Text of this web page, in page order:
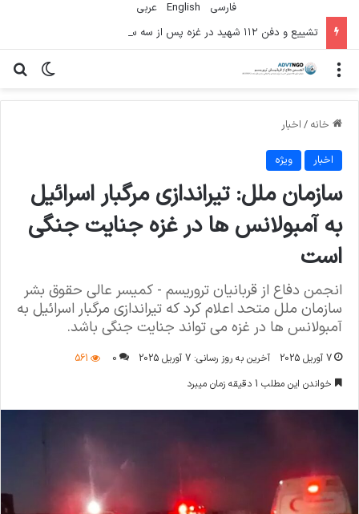
فارسی English
عربي
تشییع و دفن ۱۱۲ شهید در غزه پس از سه سال
تغییر منو
خانه / اخبار
اخبار ویژه
سازمان ملل: تیراندازی مرگبار اسرائیل
به آمبولانس ها در غزه جنایت جنگی
است
انجمن دفاع از قربانیان تروریسم - کمیسر عالی حقوق بشر
سازمان ملل متحد اعلام کرد که تیراندازی مرگبار اسرائیل به
آمبولانس ها در غزه می تواند جنایت جنگی باشد.
7 آوریل 2025 آخرین به روز رسانی: 7 آوریل 2025 0
561
خواندن این مطلب 1 دقیقه زمان میبرد